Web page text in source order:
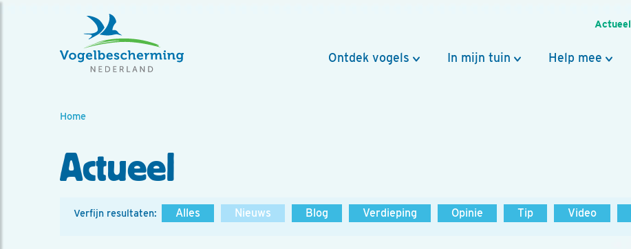
Actueel
Ontdek vogels In mijn tuin Help mee
Home
Actueel
Verfijn resultaten: Alles Nieuws Blog Verdieping Opinie Tip Video